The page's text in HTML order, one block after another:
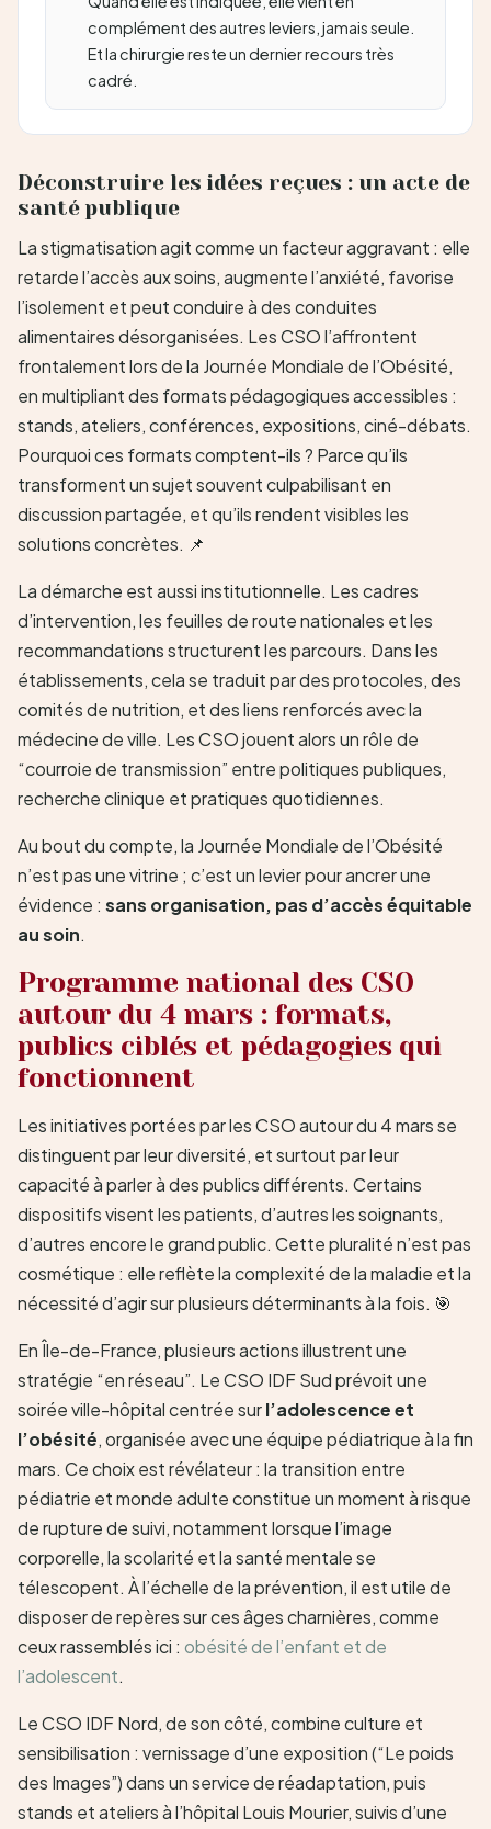
complément des autres leviers, jamais seule.
Et la chirurgie reste un dernier recours très
cadré.
Déconstruire les idées reçues : un acte de
santé publique
La stigmatisation agit comme un facteur aggravant : elle
retarde l’accès aux soins, augmente l’anxiété, favorise
l’isolement et peut conduire à des conduites
alimentaires désorganisées. Les CSO l’affrontent
frontalement lors de la Journée Mondiale de l’Obésité,
en multipliant des formats pédagogiques accessibles :
stands, ateliers, conférences, expositions, ciné-débats.
Pourquoi ces formats comptent-ils ? Parce qu’ils
transforment un sujet souvent culpabilisant en
discussion partagée, et qu’ils rendent visibles les
solutions concrètes. 📌
La démarche est aussi institutionnelle. Les cadres
d’intervention, les feuilles de route nationales et les
recommandations structurent les parcours. Dans les
établissements, cela se traduit par des protocoles, des
comités de nutrition, et des liens renforcés avec la
médecine de ville. Les CSO jouent alors un rôle de
“courroie de transmission” entre politiques publiques,
recherche clinique et pratiques quotidiennes.
Au bout du compte, la Journée Mondiale de l’Obésité
n’est pas une vitrine ; c’est un levier pour ancrer une
évidence : sans organisation, pas d’accès équitable
au soin.
Programme national des CSO
autour du 4 mars : formats,
publics ciblés et pédagogies qui
fonctionnent
Les initiatives portées par les CSO autour du 4 mars se
distinguent par leur diversité, et surtout par leur
capacité à parler à des publics différents. Certains
dispositifs visent les patients, d’autres les soignants,
d’autres encore le grand public. Cette pluralité n’est pas
cosmétique : elle reflète la complexité de la maladie et la
nécessité d’agir sur plusieurs déterminants à la fois. 🎯
En Île-de-France, plusieurs actions illustrent une
stratégie “en réseau”. Le CSO IDF Sud prévoit une
soirée ville-hôpital centrée surl’adolescence et
l’obésité, organisée avec une équipe pédiatrique à la fin
mars. Ce choix est révélateur : la transition entre
pédiatrie et monde adulte constitue un moment à risque
de rupture de suivi, notamment lorsque l’image
corporelle, la scolarité et la santé mentale se
télescopent. À l’échelle de la prévention, il est utile de
disposer de repères sur ces âges charnières, comme
ceux rassemblés ici : obésité de l’enfant et de
l’adolescent.
Le CSO IDF Nord, de son côté, combine culture et
sensibilisation : vernissage d’une exposition (“Le poids
des Images”) dans un service de réadaptation, puis
stands et ateliers à l’hôpital Louis Mourier, suivis d’une